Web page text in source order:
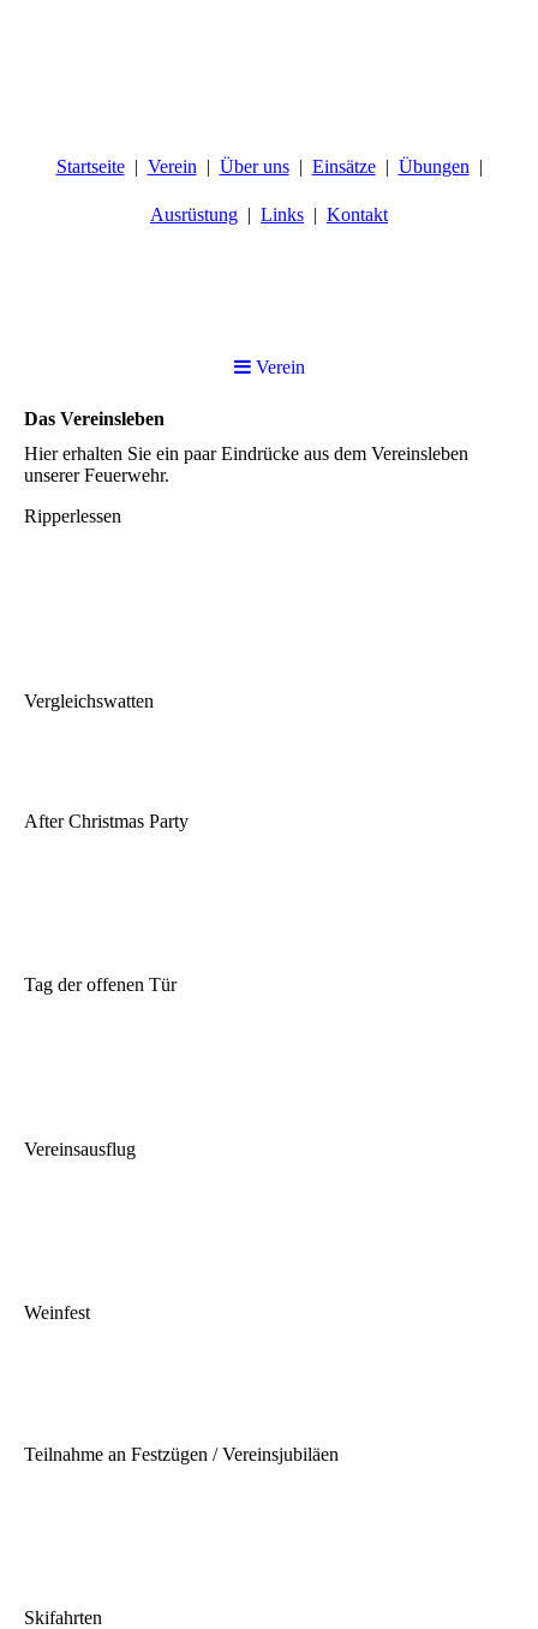
Startseite Verein Über uns Einsätze Übungen
Ausrüstung Links Kontakt
Verein
Das Vereinsleben
Hier erhalten Sie ein paar Eindrücke aus dem Vereinsleben
unserer Feuerwehr.
Ripperlessen
Vergleichswatten
After Christmas Party
Tag der offenen Tür
Vereinsausflug
Weinfest
Teilnahme an Festzügen / Vereinsjubiläen
Skifahrten